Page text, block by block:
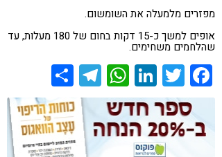
מפזרים מלמעלה את השומשום.
אופים למשך כ-15 דקות בחום של 180 מעלות, עד
שהלחמים משחימים.
Facebook
Twitter
LinkedIn
WhatsApp
Telegram